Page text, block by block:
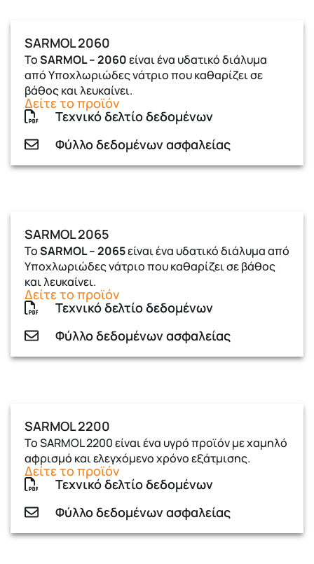
SARMOL 2060
ΤοSARMOL – 2060είναι ένα υδατικό διάλυμα
από Υποχλωριώδες νάτριο που καθαρίζει σε
βάθος και λευκαίνει.
Δείτε το προϊόν
Τεχνικό δελτίο δεδομένων
Φύλλο δεδομένων ασφαλείας
SARMOL 2065
ΤοSARMOL – 2065είναι ένα υδατικό διάλυμα από
Υποχλωριώδες νάτριο που καθαρίζει σε βάθος
και λευκαίνει.
Δείτε το προϊόν
Τεχνικό δελτίο δεδομένων
Φύλλο δεδομένων ασφαλείας
SARMOL 2200
Το SARMOL 2200 είναι ένα υγρό προϊόν µε χαµηλό
αφρισµό και ελεγχόµενο χρόνο εξάτµισης.
Δείτε το προϊόν
Τεχνικό δελτίο δεδομένων
Φύλλο δεδομένων ασφαλείας